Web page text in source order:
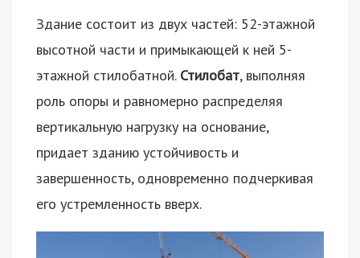
Здание состоит из двух частей: 52-этажной
высотной части и примыкающей к ней 5-
этажной стилобатной. Стилобат, выполняя
роль опоры и равномерно распределяя
вертикальную нагрузку на основание,
придает зданию устойчивость и
завершенность, одновременно подчеркивая
его устремленность вверх.